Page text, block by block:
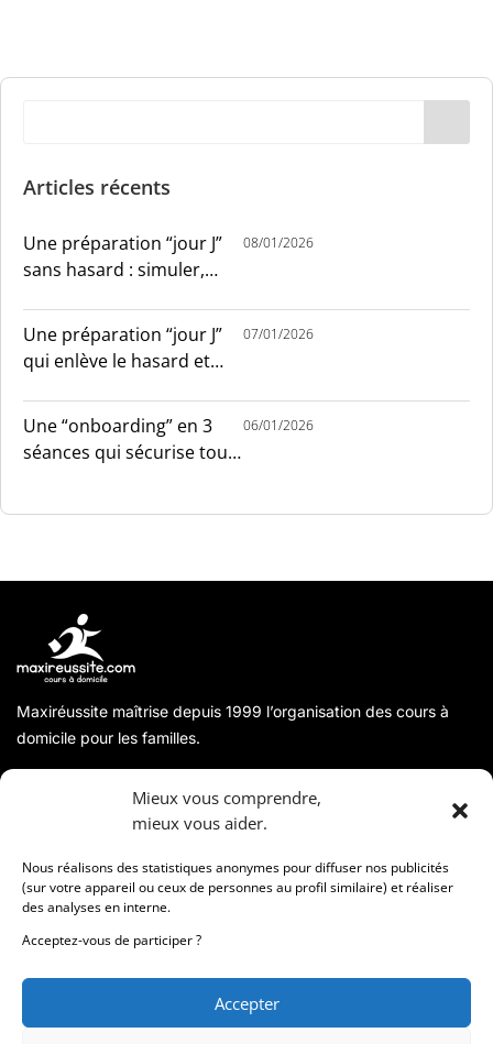
Mieux vous comprendre,
mieux vous aider.
Nous réalisons des statistiques anonymes pour diffuser nos publicités
(sur votre appareil ou ceux de personnes au profil similaire) et réaliser
des analyses en interne.
Acceptez-vous de participer ?
Accepter
Articles récents
Une préparation “jour J”
sans hasard : simuler,
08/01/2026
Une préparation “jour J”
qui enlève le hasard et
07/01/2026
Une “onboarding” en 3
séances qui sécurise tout
06/01/2026
Maxiréussite maîtrise depuis 1999 l’organisation des cours à
domicile pour les familles.
Coordonnées